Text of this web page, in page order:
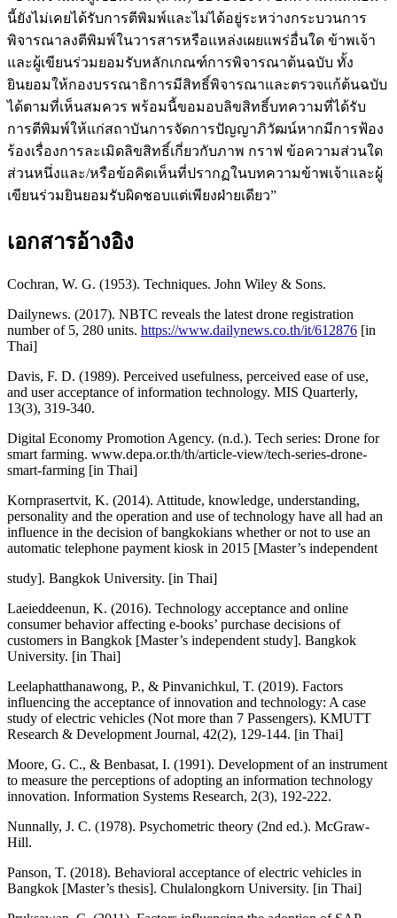
นี้ยังไม่เคยได้รับการตีพิมพ์และไม่ได้อยู่ระหว่างกระบวนการ
พิจารณาลงตีพิมพ์ในวารสารหรือแหล่งเผยแพร่อื่นใด ข้าพเจ้า
และผู้เขียนร่วมยอมรับหลักเกณฑ์การพิจารณาต้นฉบับ ทั้ง
ยินยอมให้กองบรรณาธิการมีสิทธิ์พิจารณาและตรวจแก้ต้นฉบับ
ได้ตามที่เห็นสมควร พร้อมนี้ขอมอบลิขสิทธิ์บทความที่ได้รับ
การตีพิมพ์ให้แก่สถาบันการจัดการปัญญาภิวัฒน์หากมีการฟ้อง
ร้องเรื่องการละเมิดลิขสิทธิ์เกี่ยวกับภาพ กราฟ ข้อความส่วนใด
ส่วนหนึ่งและ/หรือข้อคิดเห็นที่ปรากฏในบทความข้าพเจ้าและผู้
เขียนร่วมยินยอมรับผิดชอบแต่เพียงฝ่ายเดียว”
เอกสารอ้างอิง
Cochran, W. G. (1953). Techniques. John Wiley & Sons.
Dailynews. (2017). NBTC reveals the latest drone registration
number of 5, 280 units. https://www.dailynews.co.th/it/612876 [in
Thai]
Davis, F. D. (1989). Perceived usefulness, perceived ease of use,
and user acceptance of information technology. MIS Quarterly,
13(3), 319-340.
Digital Economy Promotion Agency. (n.d.). Tech series: Drone for
smart farming. www.depa.or.th/th/article-view/tech-series-drone-
smart-farming [in Thai]
Kornprasertvit, K. (2014). Attitude, knowledge, understanding,
personality and the operation and use of technology have all had an
influence in the decision of bangkokians whether or not to use an
automatic telephone payment kiosk in 2015 [Master’s independent
study]. Bangkok University. [in Thai]
Laeieddeenun, K. (2016). Technology acceptance and online
consumer behavior affecting e-books’ purchase decisions of
customers in Bangkok [Master’s independent study]. Bangkok
University. [in Thai]
Leelaphatthanawong, P., & Pinvanichkul, T. (2019). Factors
influencing the acceptance of innovation and technology: A case
study of electric vehicles (Not more than 7 Passengers). KMUTT
Research & Development Journal, 42(2), 129-144. [in Thai]
Moore, G. C., & Benbasat, I. (1991). Development of an instrument
to measure the perceptions of adopting an information technology
innovation. Information Systems Research, 2(3), 192-222.
Nunnally, J. C. (1978). Psychometric theory (2nd ed.). McGraw-
Hill.
Panson, T. (2018). Behavioral acceptance of electric vehicles in
Bangkok [Master’s thesis]. Chulalongkorn University. [in Thai]